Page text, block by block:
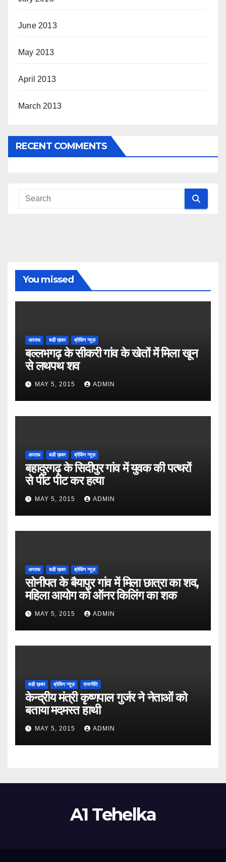
June 2013
May 2013
April 2013
March 2013
RECENT COMMENTS
You missed
अपराध बडी ख़बर ब्रेकिंग न्यूज़
बल्लभगढ़ के सीकरी गांव के खेतों में मिला खून
से लथपथ शव
MAY 5, 2015 ADMIN
अपराध बडी ख़बर ब्रेकिंग न्यूज़
बहादुरगढ़ के सिदीपुर गांव में युवक की पत्थरों
से पीट पीट कर हत्या
MAY 5, 2015 ADMIN
अपराध बडी ख़बर ब्रेकिंग न्यूज़
सोनीपत के बैयापुर गांव में मिला छात्रा का शव,
महिला आयोग को ऑनर किलिंग का शक
MAY 5, 2015 ADMIN
बडी ख़बर ब्रेकिंग न्यूज़ राजनीति
केन्द्रीय मंत्री कृष्णपाल गुर्जर ने नेताओं को
बताया मदमस्त हाथी
MAY 5, 2015 ADMIN
A1 Tehelka